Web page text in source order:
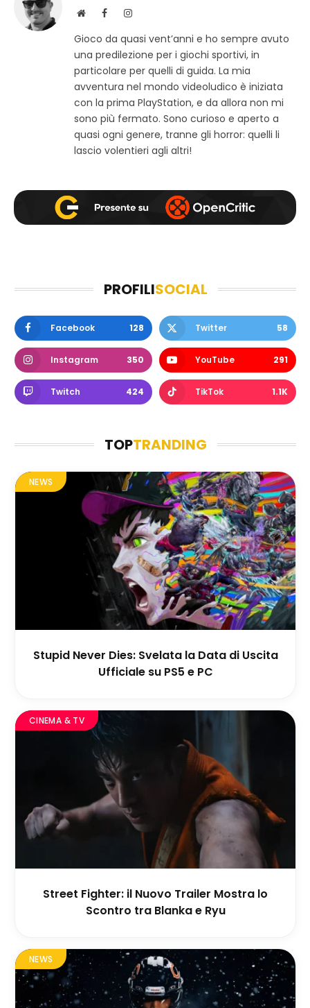
S
t
o
w
F
c
e
b
k
I
s
t
a
m
Gioco da quasi vent’anni e ho sempre avuto
una predilezione per i giochi sportivi, in
particolare per quelli di guida. La mia
avventura nel mondo videoludico è iniziata
con la prima PlayStation, e da allora non mi
sono più fermato. Sono curioso e aperto a
quasi ogni genere, tranne gli horror: quelli li
lascio volentieri agli altri!
PROFILISOCIAL
Facebook 128 Twitter 58
Instagram 350 YouTube 291
Twitch 424 TikTok 1.1K
TOPTRANDING
NEWS
Stupid Never Dies: Svelata la Data di Uscita
Ufficiale su PS5 e PC
CINEMA & TV
Street Fighter: il Nuovo Trailer Mostra lo
Scontro tra Blanka e Ryu
NEWS